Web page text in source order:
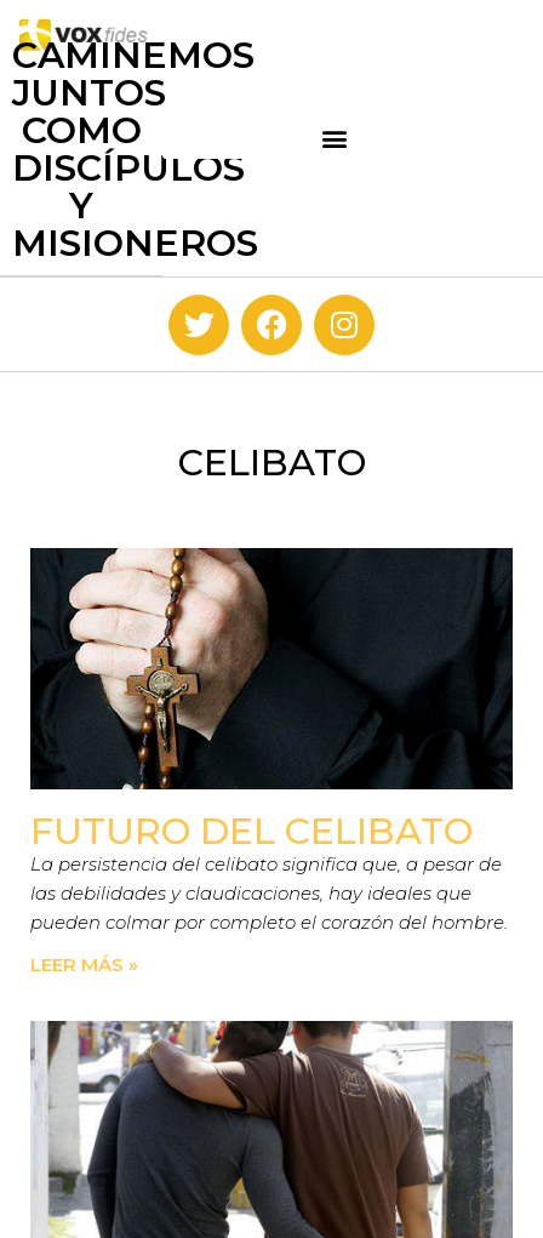
CAMINEMOS
JUNTOS
COMO
DISCÍPULOS
Y
MISIONEROS
CELIBATO
FUTURO DEL CELIBATO
La persistencia del celibato significa que, a pesar de
las debilidades y claudicaciones, hay ideales que
pueden colmar por completo el corazón del hombre.
LEER MÁS »